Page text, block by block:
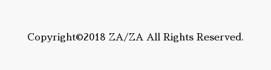
Copyright©2018 ZA/ZA All Rights Reserved.